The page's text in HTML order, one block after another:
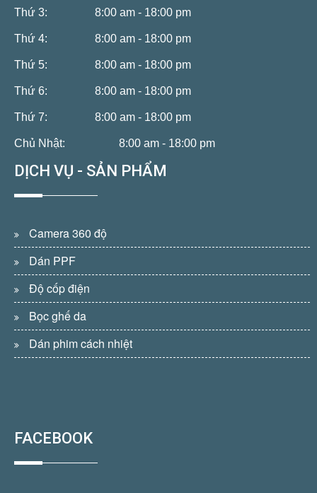
Thứ 3: 8:00 am - 18:00 pm
Thứ 4: 8:00 am - 18:00 pm
Thứ 5: 8:00 am - 18:00 pm
Thứ 6: 8:00 am - 18:00 pm
Thứ 7: 8:00 am - 18:00 pm
Chủ Nhật: 8:00 am - 18:00 pm
DỊCH VỤ - SẢN PHẨM
Camera 360 độ
Dán PPF
Độ cốp điện
Bọc ghế da
Dán phim cách nhiệt
FACEBOOK